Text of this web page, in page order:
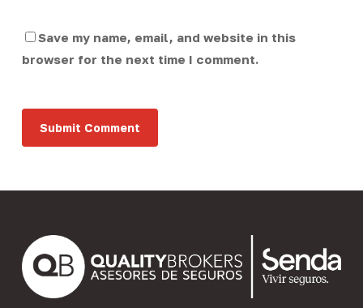
Save my name, email, and website in this
browser for the next time I comment.